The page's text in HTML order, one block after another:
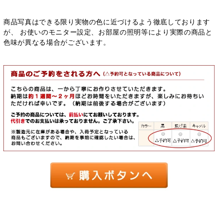
商品写真はできる限り実物の色に近づけるよう徹底しております
が、 お使いのモニター設定、お部屋の照明等により実際の商品と
色味が異なる場合がございます。